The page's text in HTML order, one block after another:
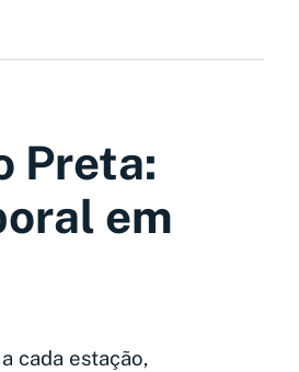
Preta:
em
cada estação,